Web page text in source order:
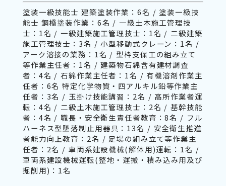
塗装一級技能士 建築塗装作業：6名 / 塗装一級技
能士 鋼橋塗装作業：6名 / 一級土木施工管理技
士：1名 / 一級建築施工管理技士：1名 / 二級建築
施工管理技士：3名 / 小型移動式クレーン：1名 /
アーク溶接の業務：1名 / 型枠支保工の組み立て
等作業主任者：1名 / 建築物石綿含有建材調査
者：4名 / 石綿作業主任者：1名 / 有機溶剤作業主
任者：6名 特定化学物質・四アルキル鉛等作業主
任者：3名 / 玉掛け技能講習：2名 / 高所作業者運
転：4名 / 二級土木施工管理技士：2名 / 基幹技能
者：4名 / 職長・安全衛生責任者教育：8名 / フル
ハーネス型墜落制止用器具：13名 / 安全衛生推進
者能力向上教育：2名 / 足場の組み立て等作業主
任者：2名 / 車両系建設機械(解体用)運転：1名 /
車両系建設機械運転(整地・運搬・積み込み用及び
掘削用)：1名